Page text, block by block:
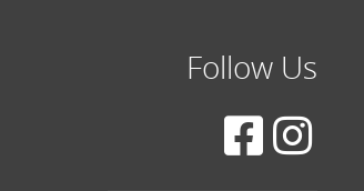
Follow Us